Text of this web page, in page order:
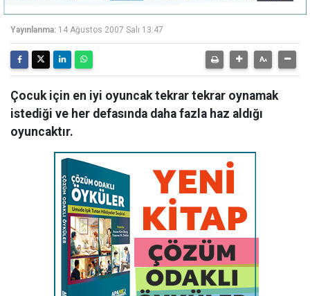
Yayınlanma: 14 Ağustos 2007 Salı 13:47
Çocuk için en iyi oyuncak tekrar tekrar oynamak
istediği ve her defasında daha fazla haz aldığı
oyuncaktır.